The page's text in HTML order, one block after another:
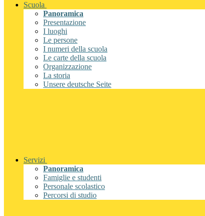
Scuola
Panoramica
Presentazione
I luoghi
Le persone
I numeri della scuola
Le carte della scuola
Organizzazione
La storia
Unsere deutsche Seite
Servizi
Panoramica
Famiglie e studenti
Personale scolastico
Percorsi di studio